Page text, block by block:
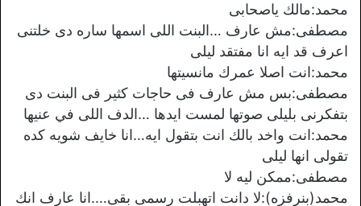
محمد:مالك ياصحابى
مصطفى:مش عارف …البنت اللى اسمها ساره دى خلتنى
اعرف قد ايه انا مفتقد ليلى
محمد:انت اصلا عمرك مانسيتها
مصطفى:بس مش عارف فى حاجات كثير فى البنت دى
بتفكرنى بليلى صوتها لمست ايدها …الدف اللى في عنيها
محمد:انت واخد بالك انت بتقول ايه…انا خايف شويه كده
تقولى انها ليلى
مصطفى:ممكن ليه لا
محمد(بنرفزه):لا دانت اتهبلت رسمى بقى….انا عارف انك